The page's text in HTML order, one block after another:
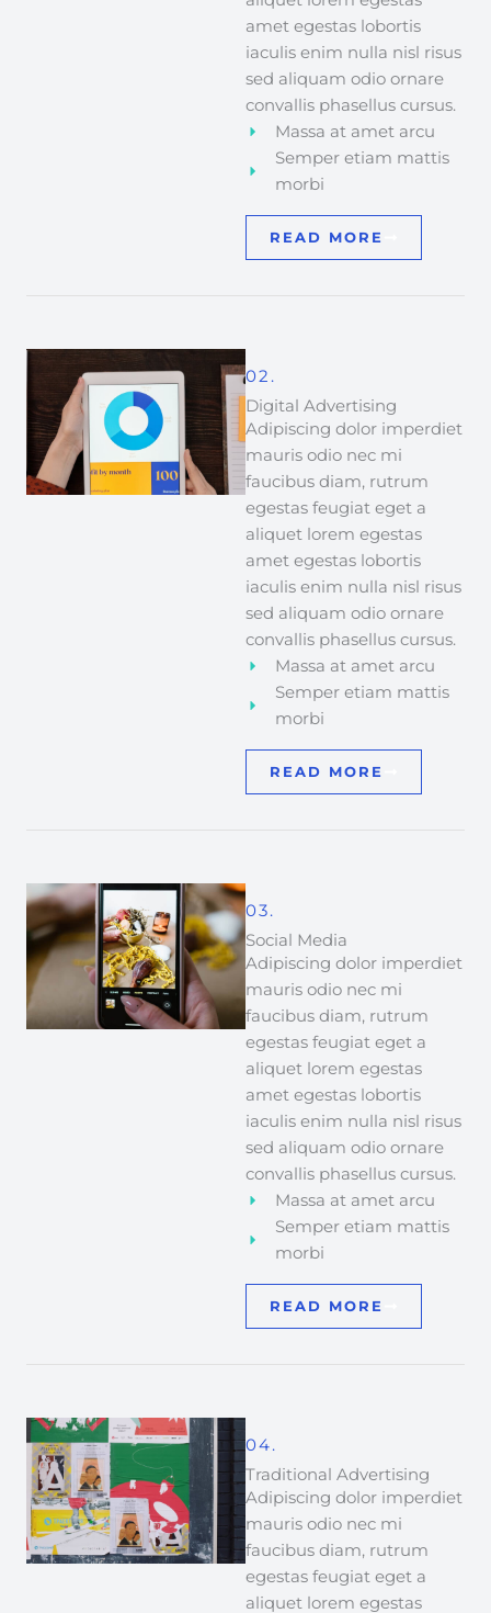
amet egestas lobortis
iaculis enim nulla nisl risus
sed aliquam odio ornare
convallis phasellus cursus.
Massa at amet arcu
Semper etiam mattis
morbi
READ MORE
02.
Digital Advertising
Adipiscing dolor imperdiet
mauris odio nec mi
faucibus diam, rutrum
egestas feugiat eget a
aliquet lorem egestas
amet egestas lobortis
iaculis enim nulla nisl risus
sed aliquam odio ornare
convallis phasellus cursus.
Massa at amet arcu
Semper etiam mattis
morbi
READ MORE
03.
Social Media
Adipiscing dolor imperdiet
mauris odio nec mi
faucibus diam, rutrum
egestas feugiat eget a
aliquet lorem egestas
amet egestas lobortis
iaculis enim nulla nisl risus
sed aliquam odio ornare
convallis phasellus cursus.
Massa at amet arcu
Semper etiam mattis
morbi
READ MORE
04.
Traditional Advertising
Adipiscing dolor imperdiet
mauris odio nec mi
faucibus diam, rutrum
egestas feugiat eget a
aliquet lorem egestas